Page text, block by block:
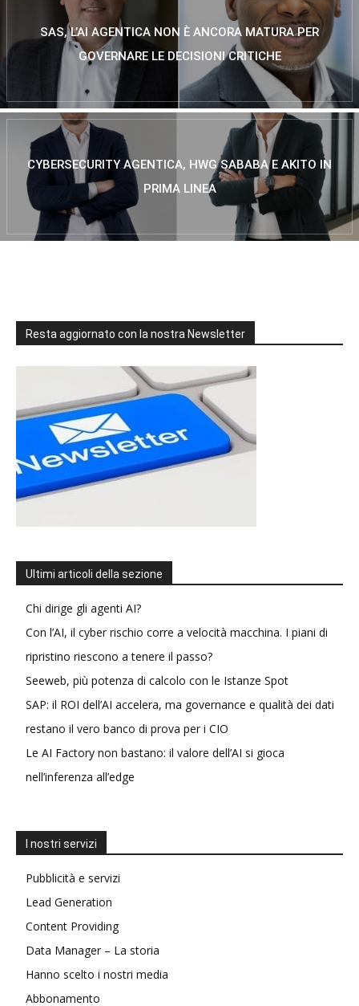
SAS, L’AI AGENTICA NON È ANCORA MATURA PER
GOVERNARE LE DECISIONI CRITICHE
CYBERSECURITY AGENTICA, HWG SABABA E AKITO IN
PRIMA LINEA
Resta aggiornato con la nostra Newsletter
Ultimi articoli della sezione
Chi dirige gli agenti AI?
Con l’AI, il cyber rischio corre a velocità macchina. I piani di
ripristino riescono a tenere il passo?
Seeweb, più potenza di calcolo con le Istanze Spot
SAP: il ROI dell’AI accelera, ma governance e qualità dei dati
restano il vero banco di prova per i CIO
Le AI Factory non bastano: il valore dell’AI si gioca
nell’inferenza all’edge
I nostri servizi
Pubblicità e servizi
Lead Generation
Content Providing
Data Manager – La storia
Hanno scelto i nostri media
Abbonamento